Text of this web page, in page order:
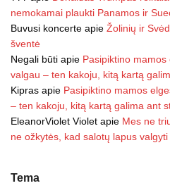
nemokamai plaukti Panamos ir
Buvusi koncerte apie Žolinių ir
šventė
Negali būti apie Pasipiktino
valgau – ten kakoju, kitą kartą
Kipras apie Pasipiktino mamos
– ten kakoju, kitą kartą galima ant
EleanorViolet Violet apie Mes ne
ne ožkytės, kad salotų lapus
Tema